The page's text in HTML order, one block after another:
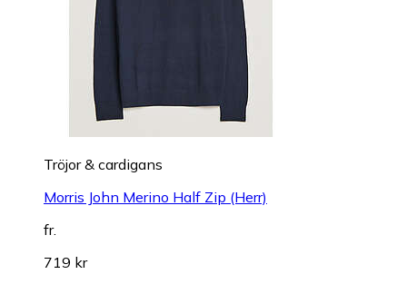
Tröjor & cardigans
Morris John Merino Half Zip (Herr)
fr.
719 kr